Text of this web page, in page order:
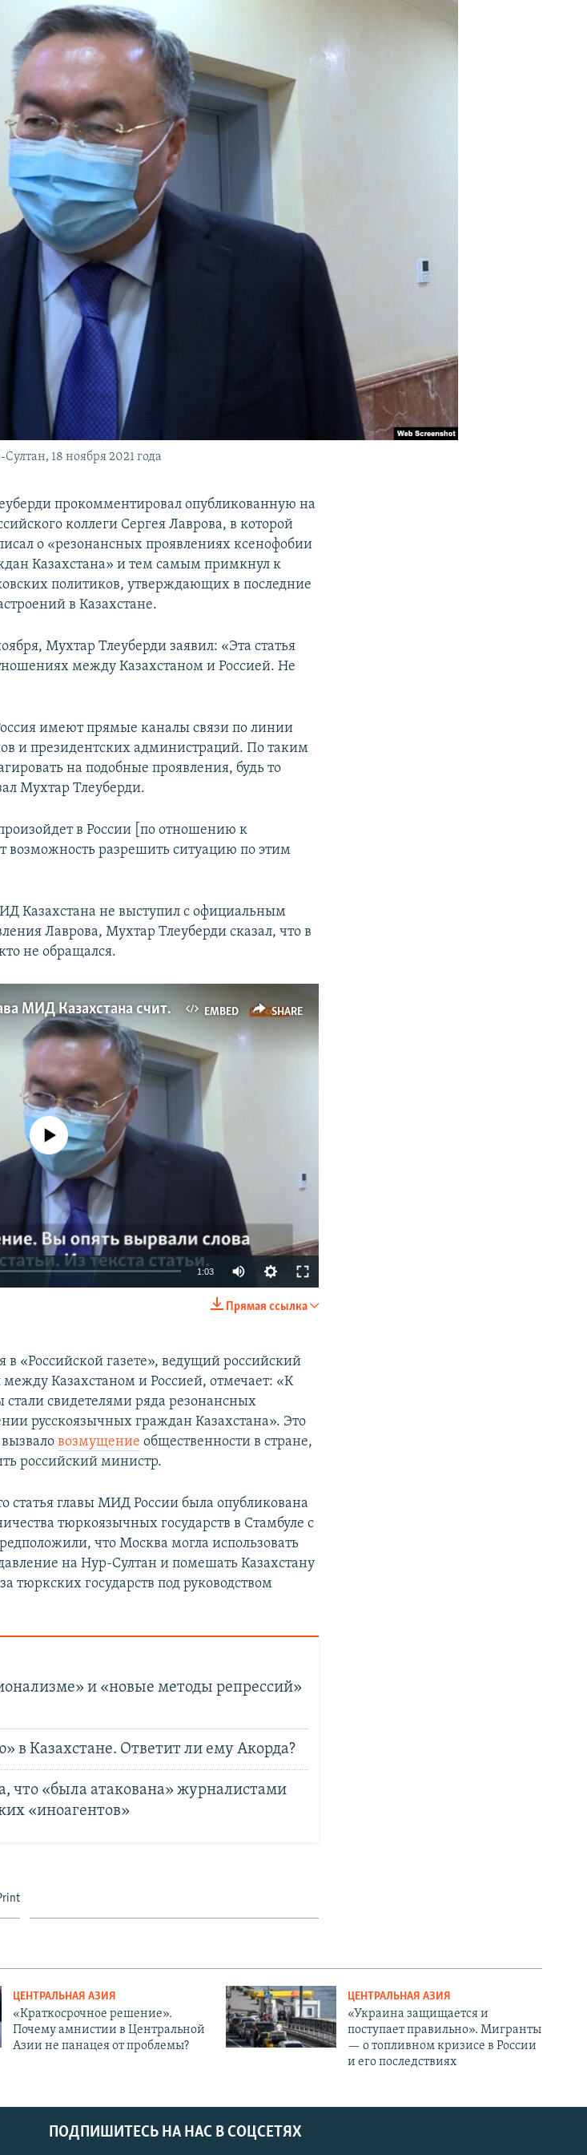
18 ноября 2021 года
прокомментировал опубликованную на
коллеги Сергея Лаврова, в которой
о «резонансных проявлениях ксенофобии
Казахстана» и тем самым примкнул к
политиков, утверждающих в последние
в Казахстане.
Мухтар Тлеуберди заявил: «Эта статья
между Казахстаном и Россией. Не
имеют прямые каналы связи по линии
и президентских администраций. По таким
на подобные проявления, будь то
Мухтар Тлеуберди.
в России [по отношению к
возможность разрешить ситуацию по этим
Казахстана не выступил с официальным
Лаврова, Мухтар Тлеуберди сказал, что в
не обращался.
EMBED SHARE
«Вы вырвали из контекста». Глава МИД Казахстана считает, что статья Лаврова — о братстве, а не о «ксенофобии»
source currently available
1:03
Прямая ссылка
в «Российской газете», ведущий российский
Казахстаном и Россией, отмечает: «К
свидетелями ряда резонансных
русскоязычных граждан Казахстана». Это
вызваловозмущение общественности в стране,
российский министр.
статья главы МИД России была опубликована
тюркоязычных государств в Стамбуле с
что Москва могла использовать
на Нур-Султан и помешать Казахстану
тюркских государств под руководством
и «новые методы репрессий»
в Казахстане. Ответит ли ему Акорда?
что «была атакована» журналистами
«иноагентов»
ЦЕНТРАЛЬНАЯ АЗИЯ
«Краткосрочное решение».
Почему амнистии в Центральной
Азии не панацея от проблемы?
ЦЕНТРАЛЬНАЯ АЗИЯ
«Украина защищается и
поступает правильно». Мигранты
— о топливном кризисе в России
и его последствиях
ПОДПИШИТЕСЬ НА НАС В СОЦСЕТЯХ